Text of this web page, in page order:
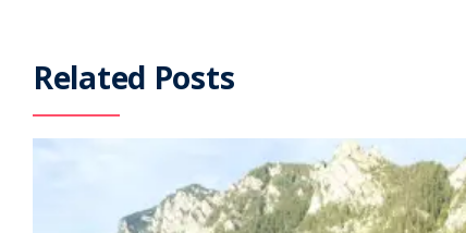
Related Posts